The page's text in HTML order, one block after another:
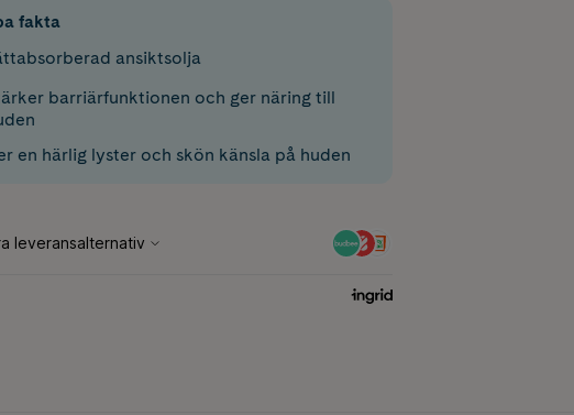
fakta
ansiktsolja
barriärfunktionen och ger näring till
en härlig lyster och skön känsla på huden